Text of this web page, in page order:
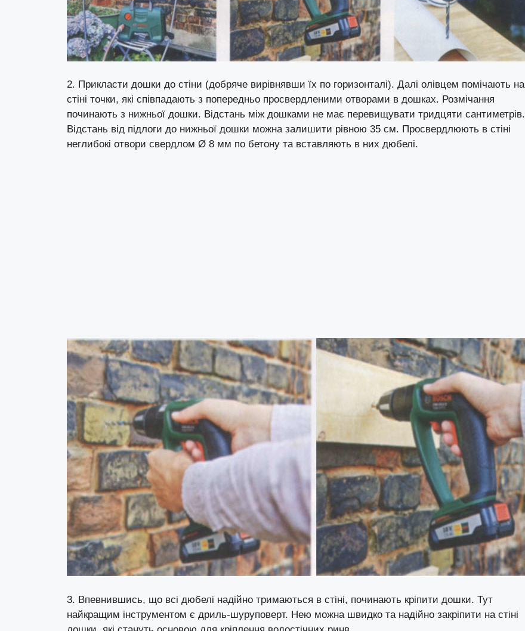
2. Прикласти дошки до стіни (добряче вирівнявши їх по горизонталі). Далі олівцем помічають на
стіні точки, які співпадають з попередньо просвердленими отворами в дошках. Розмічання
починають з нижньої дошки. Відстань між дошками не має перевищувати тридцяти сантиметрів.
Відстань від підлоги до нижньої дошки можна залишити рівною 35 см. Просвердлюють в стіні
неглибокі отвори свердлом Ø 8 мм по бетону та вставляють в них дюбелі.
3. Впевнившись, що всі дюбелі надійно тримаються в стіні, починають кріпити дошки. Тут
найкращим інструментом є дриль-шуруповерт. Нею можна швидко та надійно закріпити на стіні